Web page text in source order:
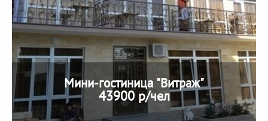
Мини-гостиница "Витраж"
43900 р/чел